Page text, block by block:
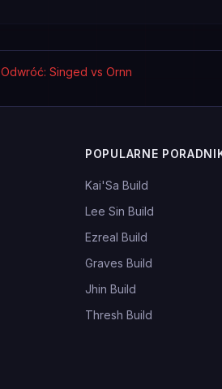
Odwróć: Singed vs Ornn
POPULARNE
Kai'Sa Build
Lee Sin Build
Ezreal Build
Graves Build
Jhin Build
Thresh Build